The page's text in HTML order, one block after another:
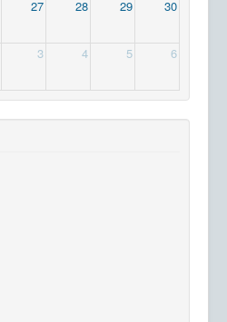
27 28 29 30
3 4 5 6